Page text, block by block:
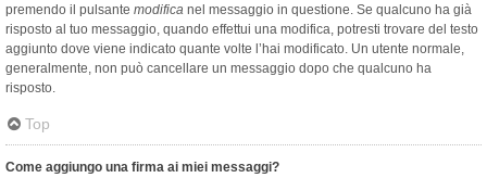
premendo il pulsante modifica nel messaggio in questione. Se qualcuno ha già
risposto al tuo messaggio, quando effettui una modifica, potresti trovare del testo
aggiunto dove viene indicato quante volte l’hai modificato. Un utente normale,
generalmente, non può cancellare un messaggio dopo che qualcuno ha
risposto.
Top
Come aggiungo una firma ai miei messaggi?